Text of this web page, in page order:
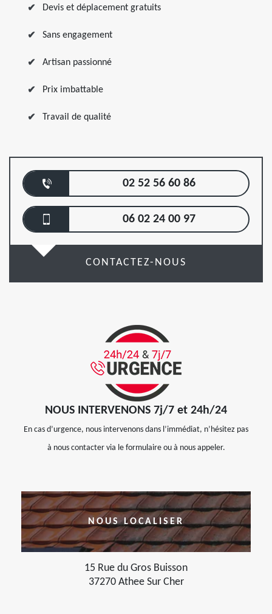
Devis et déplacement gratuits
Sans engagement
Artisan passionné
Prix imbattable
Travail de qualité
02 52 56 60 86
06 02 24 00 97
CONTACTEZ-NOUS
NOUS INTERVENONS 7j/7 et 24h/24
En cas d’urgence, nous intervenons dans l’immédiat, n’hésitez pas
à nous contacter via le formulaire ou à nous appeler.
NOUS LOCALISER
15 Rue du Gros Buisson
37270 Athee Sur Cher